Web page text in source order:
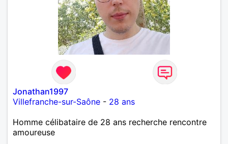
Jonathan1997
Villefranche-sur-Saône - 28 ans
Homme célibataire de 28 ans recherche rencontre
amoureuse